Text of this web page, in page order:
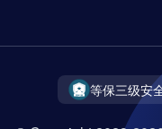
等保三级安